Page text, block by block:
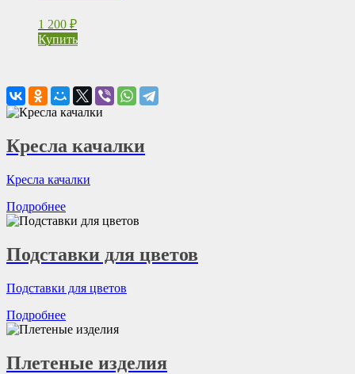
1 200 ₽
Купить
Кресла качалки
Кресла качалки
Подробнее
Подставки для цветов
Подставки для цветов
Подробнее
Плетеные изделия